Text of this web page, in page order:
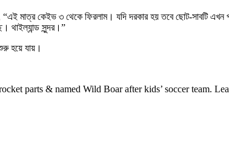
“এই মাত্র কেইভ ৩ থেকে ফিরলাম। যদি দরকার হয় তবে ছোট-সাবটি
থাইল্যান্ড সুন্দর।”
হয়ে যায়।
parts & named Wild Boar after kids’ soccer team.